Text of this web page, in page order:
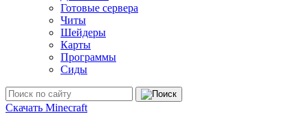
Готовые сервера
Читы
Шейдеры
Карты
Программы
Сиды
Скачать Minecraft